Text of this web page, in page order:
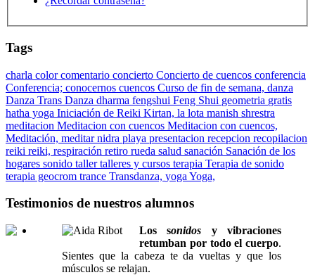
Tags
charla colorcomentario concierto Concierto de cuencos conferencia
Conferencia; conocernos cuencos Curso de fin de semana, danza
Danza Trans Danza dharma fengshui Feng Shui geometria gratis
hatha yoga Iniciación de Reiki Kirtan, la lota manish shrestra
meditacion Meditacion con cuencos Meditacion con cuencos,
Meditación, meditarnidra playa presentacion recepcion recopilacion
reiki reiki, respiración retiro rueda salud sanación Sanación de los
hogares sonido tallertalleres y cursos terapia Terapia de sonido
terapia geocrom trance Transdanza, yoga Yoga,
Testimonios de nuestros alumnos
Los sonidos y vibraciones
retumban por todo el cuerpo.
Sientes que la cabeza te da vueltas y que los
músculos se relajan.